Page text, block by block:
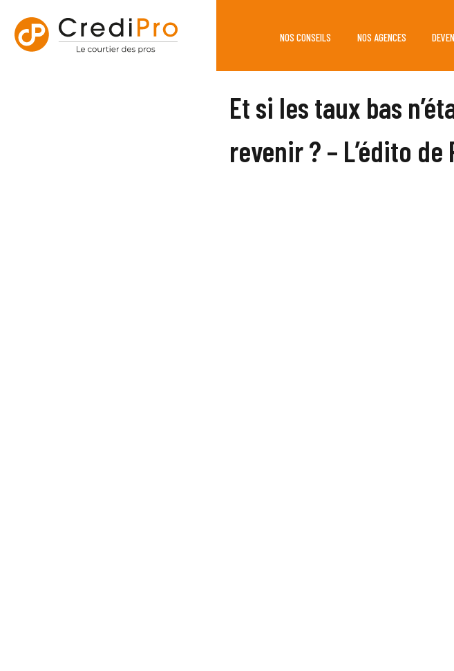
NOS CONSEILS NOS AGENCES
Et si les taux bas
revenir ? – L’édito